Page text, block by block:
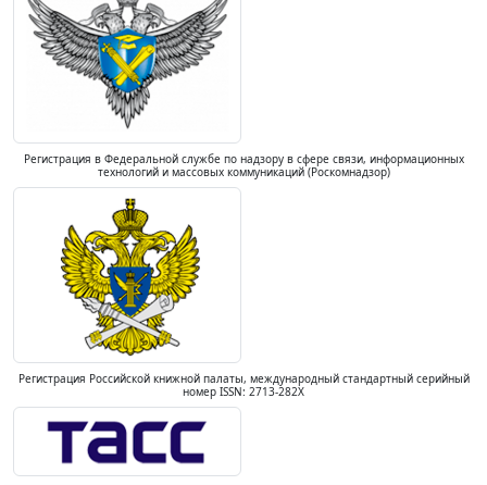
Регистрация в Федеральной службе по надзору в сфере связи, информационных
технологий и массовых коммуникаций (Роскомнадзор)
Регистрация Российской книжной палаты, международный стандартный серийный
номер ISSN: 2713-282X